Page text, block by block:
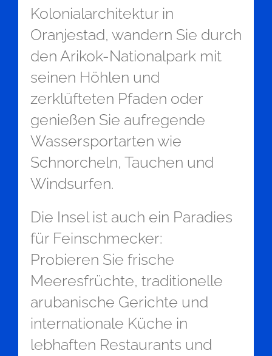
Kolonialarchitektur in
Oranjestad, wandern Sie durch
den Arikok-Nationalpark mit
seinen Höhlen und
zerklüfteten Pfaden oder
genießen Sie aufregende
Wassersportarten wie
Schnorcheln, Tauchen und
Windsurfen.
Die Insel ist auch ein Paradies
für Feinschmecker:
Probieren Sie frische
Meeresfrüchte, traditionelle
arubanische Gerichte und
internationale Küche in
lebhaften Restaurants und